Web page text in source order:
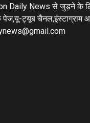
Daily News से जुड़ने के
ट्यूब चैनल,इंस्टाग्राम